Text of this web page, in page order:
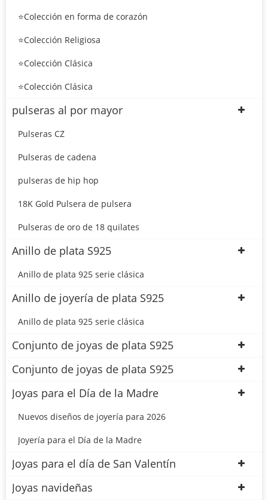
⭐Colección en forma de corazón
⭐Colección Religiosa
⭐Colección Clásica
⭐Colección Clásica
pulseras al por mayor
Pulseras CZ
Pulseras de cadena
pulseras de hip hop
18K Gold Pulsera de pulsera
Pulseras de oro de 18 quilates
Anillo de plata S925
Anillo de plata 925 serie clásica
Anillo de joyería de plata S925
Anillo de plata 925 serie clásica
Conjunto de joyas de plata S925
Conjunto de joyas de plata S925
Joyas para el Día de la Madre
Nuevos diseños de joyería para 2026
Joyería para el Día de la Madre
Joyas para el día de San Valentín
Joyas navideñas